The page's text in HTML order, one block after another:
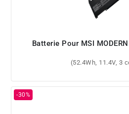
Batterie Pour MSI
(52.4Wh, 11.4V, 3